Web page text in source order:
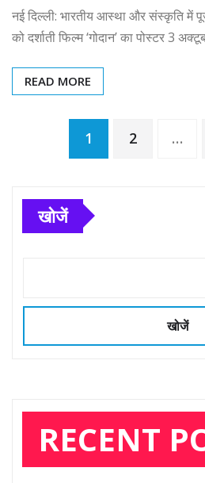
नई दिल्ली: भारतीय आस्था और संस्कृति में
को दर्शाती फिल्म ‘गोदान’ का पोस्टर 3
READ MORE
Posts
pagination
1 2 …
खोजें
खोजें
RECENT